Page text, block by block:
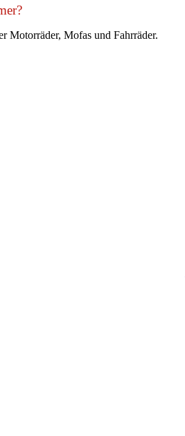
Motorräder, Mofas und Fahrräder.